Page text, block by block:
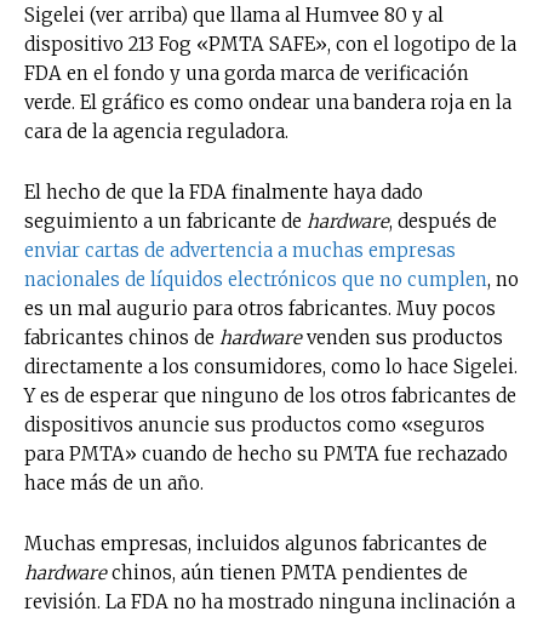
Sigelei (ver arriba) que llama al Humvee 80 y al
dispositivo 213 Fog «PMTA SAFE», con el logotipo de la
FDA en el fondo y una gorda marca de verificación
verde. El gráfico es como ondear una bandera roja en la
cara de la agencia reguladora.
El hecho de que la FDA finalmente haya dado
seguimiento a un fabricante de hardware, después de
enviar cartas de advertencia a muchas empresas
nacionales de líquidos electrónicos que no cumplen, no
es un mal augurio para otros fabricantes. Muy pocos
fabricantes chinos de hardwarevenden sus productos
directamente a los consumidores, como lo hace Sigelei.
Y es de esperar que ninguno de los otros fabricantes de
dispositivos anuncie sus productos como «seguros
para PMTA» cuando de hecho su PMTA fue rechazado
hace más de un año.
Muchas empresas, incluidos algunos fabricantes de
hardwarechinos, aún tienen PMTA pendientes de
revisión. La FDA no ha mostrado ninguna inclinación a